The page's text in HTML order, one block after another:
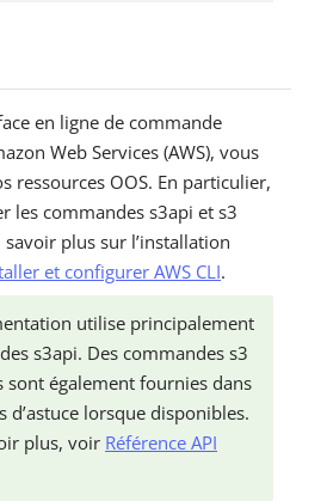
en ligne de commande
Web Services (AWS), vous
ressources OOS. En particulier,
les commandes s3api et s3
savoir plus sur l’installation
et configurer AWS CLI.
utilise principalement
s3api. Des commandes s3
sont également fournies dans
d’astuce lorsque disponibles.
plus, voir Référence API